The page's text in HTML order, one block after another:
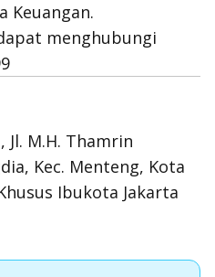
Keuangan.
menghubungi
Jl. M.H. Thamrin
Kec. Menteng, Kota
Ibukota Jakarta